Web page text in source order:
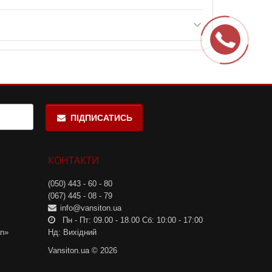
ПІДПИСАТИСЬ
КОНТАКТИ
(050) 443 - 60 - 80
(067) 445 - 08 - 79
info@vansiton.ua
Пн - Пт: 09.00 - 18.00 Сб: 10:00 - 17:00
Нд: Вихідний
Vansiton.ua © 2026